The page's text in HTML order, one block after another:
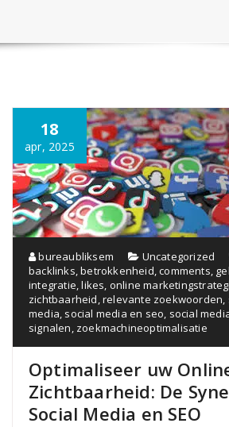
18
apr, 2025
bureaubliksem Uncategorized
backlinks,betrokkenheid,comments,
integratie,likes, online
zichtbaarheid,relevante zoekwoorden,
media, social media en seo, social
signalen, zoekmachineoptimalisatie
Optimaliseer uw
Zichtbaarheid: De
Social Media en SEO